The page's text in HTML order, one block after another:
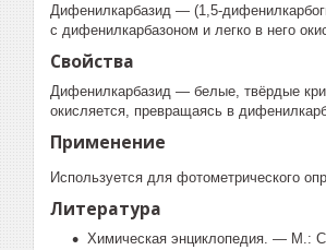
Дифенилкарбазид — (1,5-
с дифенилкарбазоном и легко в него
Свойства
Дифенилкарбазид — белые, твёрдые
окисляется, превращаясь в
Применение
Используется для фотометрического
Литература
Химическая энциклопедия. — М.: